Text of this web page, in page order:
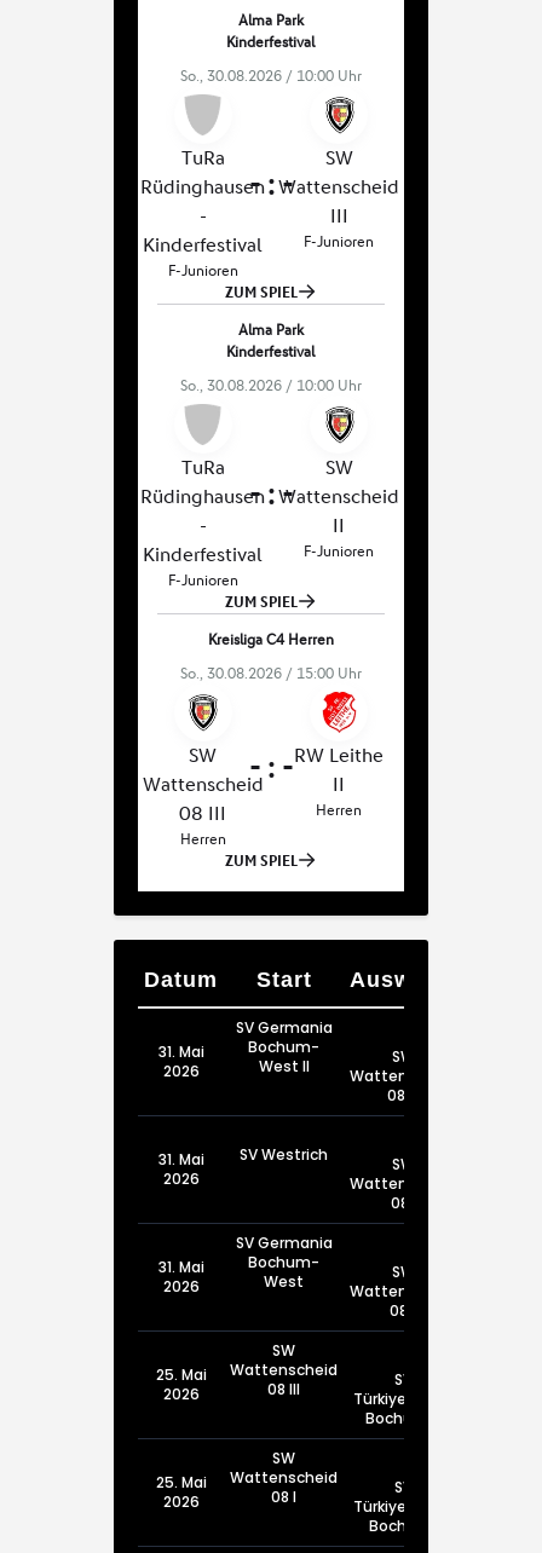
Datum Start Auswärts
31. Mai
2026
SV Germania
Bochum-
West II
SW
Wattenscheid
08 III
31. Mai
2026
SV Westrich
SW
Wattenscheid
08 I
31. Mai
2026
SV Germania
Bochum-
West
SW
Wattenscheid
08 II
25. Mai
2026
SW
Wattenscheid
08 III
SV
Türkiyemspor
Bochum III
25. Mai
2026
SW
Wattenscheid
08 I
SV
Türkiyemspor
Bochum I